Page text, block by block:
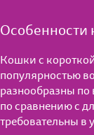
Особенности
Кошки с
популярностью
разнообразны
по сравнению с
требовательны в